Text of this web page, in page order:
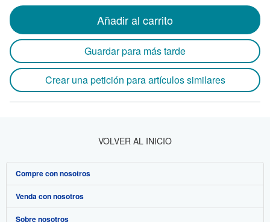
Añadir al carrito
Guardar para más tarde
Crear una petición para artículos similares
VOLVER AL INICIO
Compre con nosotros
Búsqueda avanzada
Colecciones
Venda con nosotros
Comenzar a vender
Sobre nosotros